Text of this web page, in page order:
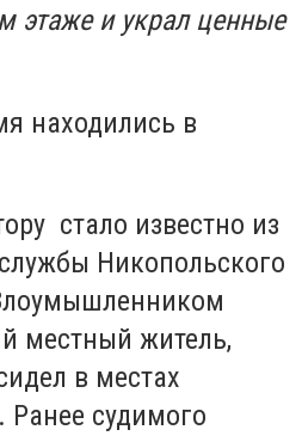
этаже и украл ценные
находились в
стало известно из
Никопольского
местный житель,
в местах
судимого